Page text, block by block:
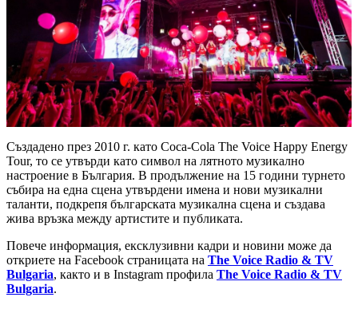
Създадено през 2010 г. като Coca-Cola The Voice Happy Energy
Tour, то се утвърди като символ на лятното музикално
настроение в България. В продължение на 15 години турнето
събира на една сцена утвърдени имена и нови музикални
таланти, подкрепя българската музикална сцена и създава
жива връзка между артистите и публиката.
Повече информация, ексклузивни кадри и новини може да
откриете на Facebook страницата на The Voice Radio & TV
Bulgaria, както и в Instagram профила The Voice Radio & TV
Bulgaria.